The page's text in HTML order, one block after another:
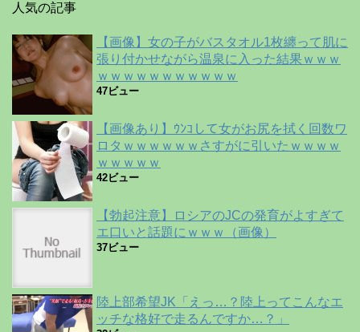
人気の記事
【画像】女の子がバスタオル1枚纏って肌に
張り付かせながら温泉に入った結果ｗｗｗ
ｗｗｗｗｗｗｗｗｗｗｗ
47ビュー
【画像あり】ｳﾝｺして女がお尻を拭く回数ワ
ロタｗｗｗｗｗｗさすがに引いたｗｗｗｗ
ｗｗｗｗｗ
42ビュー
【勃起注意】ロシアのJCの発育がよすぎて
エ口いと話題にｗｗｗ（画像）
37ビュー
陸上部希望JK「えっ…？陸上ってこんなエ
ッチな格好で走るんですか…？」